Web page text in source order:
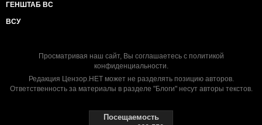
ГЕНШТАБ ВС
ВСУ
Просматривая наш сайт, Вы соглашаетесь с политикой
конфиденциальности.
Редакция Цензор.НЕТ может не разделять позицию авторов.
Ответственность за материалы в разделе "Блоги" несут авторы текстов.
Посещаемость